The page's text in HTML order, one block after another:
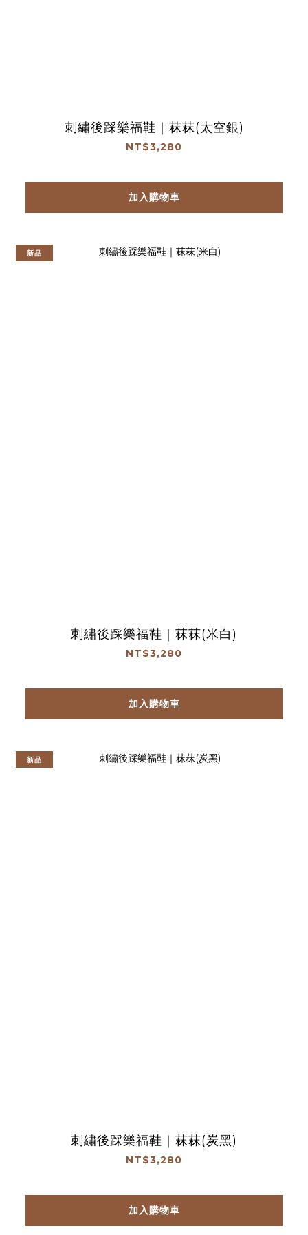
刺繡後踩樂福鞋｜菻菻(太空銀)
NT$3,280
加入購物車
新品
刺繡後踩樂福鞋｜菻菻(米白)
NT$3,280
加入購物車
新品
刺繡後踩樂福鞋｜菻菻(炭黑)
NT$3,280
加入購物車